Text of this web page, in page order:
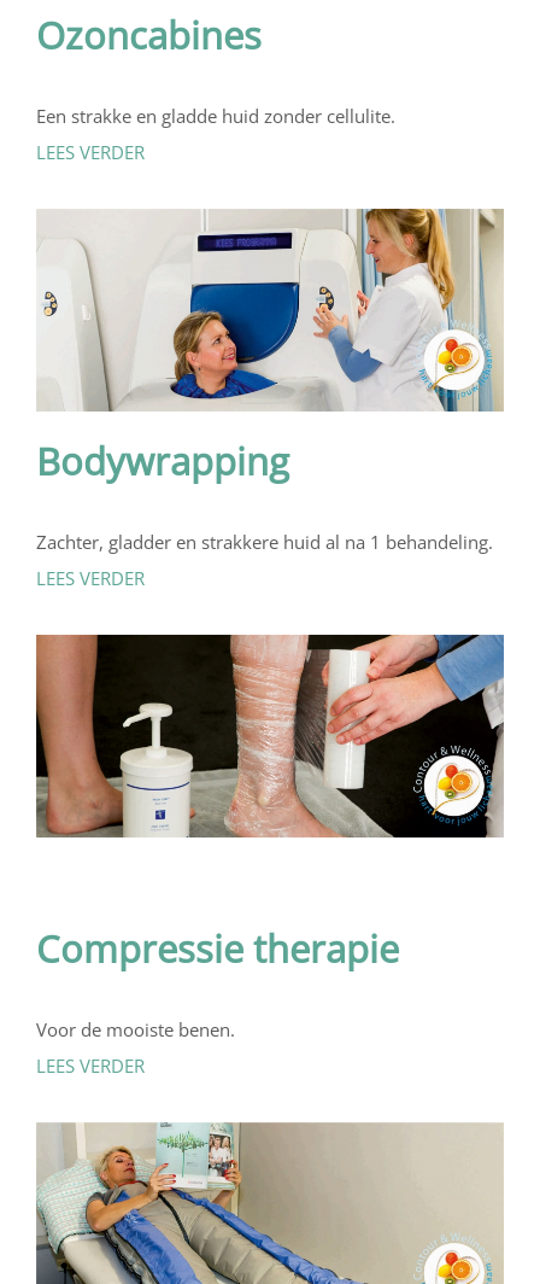
Ozoncabines
Een strakke en gladde huid zonder cellulite.
LEES VERDER
Bodywrapping
Zachter, gladder en strakkere huid al na 1 behandeling.
LEES VERDER
Compressie therapie
Voor de mooiste benen.
LEES VERDER